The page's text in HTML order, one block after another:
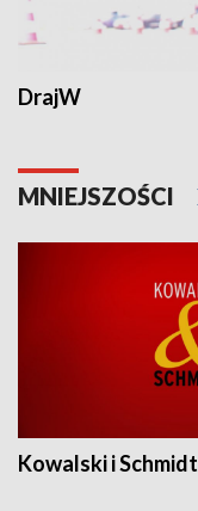
DrajW
MNIEJSZOŚCI
Kowalski i Schmidt